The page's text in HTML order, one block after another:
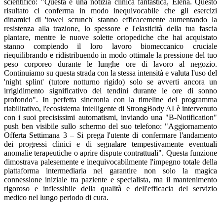
risultato ci conferma in modo inequivocabile che gli esercizi
dinamici di 'towel scrunch' stanno efficacemente aumentando la
resistenza alla trazione, lo spessore e l'elasticità della tua fascia
plantare, mentre le nuove solette ortopediche che hai acquistato
stanno compiendo il loro lavoro biomeccanico cruciale
riequilibrando e ridistribuendo in modo ottimale la pressione del tuo
peso corporeo durante le lunghe ore di lavoro al negozio.
Continuiamo su questa strada con la stessa intensità e valuta l'uso del
'night splint' (tutore notturno rigido) solo se avverti ancora un
irrigidimento significativo dei tendini durante le ore di sonno
profondo". In perfetta sincronia con la timeline del programma
riabilitativo, l'ecosistema intelligente di StrongBody AI è intervenuto
con i suoi precisissimi automatismi, inviando una "B-Notification"
push ben visibile sullo schermo del suo telefono: "Aggiornamento
Offerta Settimana 3 – Si prega l'utente di confermare l'andamento
dei progressi clinici e di segnalare tempestivamente eventuali
anomalie terapeutiche o aprire dispute contrattuali". Questa funzione
dimostrava palesemente e inequivocabilmente l'impegno totale della
piattaforma intermediaria nel garantire non solo la magica
connessione iniziale tra paziente e specialista, ma il mantenimento
rigoroso e inflessibile della qualità e dell'efficacia del servizio
medico nel lungo periodo di cura.